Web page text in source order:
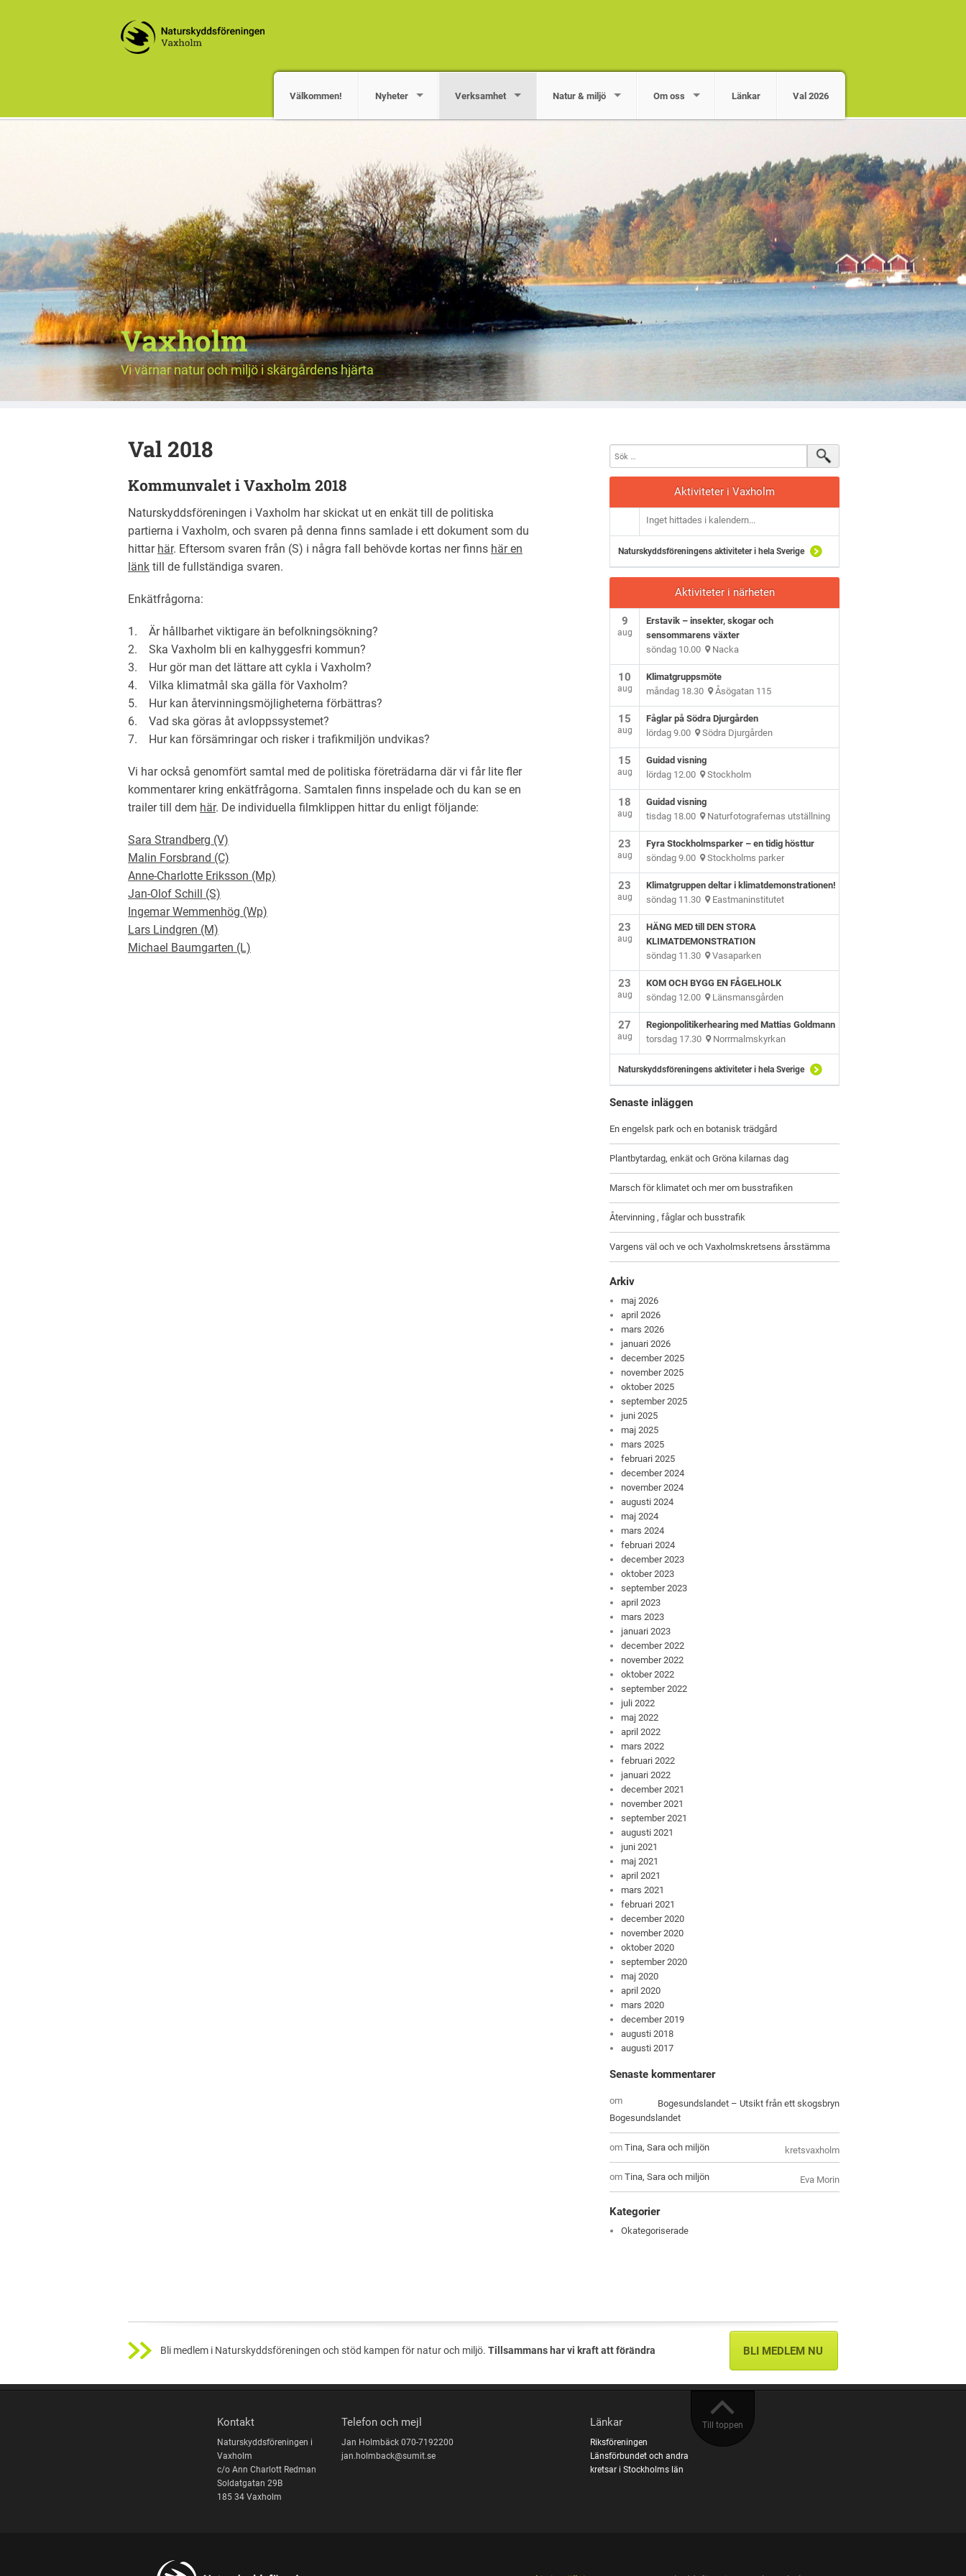
Välkommen! Nyheter Verksamhet Natur & miljö Om oss Länkar Val 2026
Vaxholm
Vi värnar natur och miljö i skärgårdens hjärta
Val 2018
Kommunvalet i Vaxholm 2018
Naturskyddsföreningen i Vaxholm har skickat ut en enkät till de politiska
partierna i Vaxholm, och svaren på denna finns samlade i ett dokument som du
hittar här. Eftersom svaren från (S) i några fall behövde kortas ner finns här en
länk till de fullständiga svaren.
Enkätfrågorna:
1. Är hållbarhet viktigare än befolkningsökning?
2. Ska Vaxholm bli en kalhyggesfri kommun?
3. Hur gör man det lättare att cykla i Vaxholm?
4. Vilka klimatmål ska gälla för Vaxholm?
5. Hur kan återvinningsmöjligheterna förbättras?
6. Vad ska göras åt avloppssystemet?
7. Hur kan försämringar och risker i trafikmiljön undvikas?
Vi har också genomfört samtal med de politiska företrädarna där vi får lite fler
kommentarer kring enkätfrågorna. Samtalen finns inspelade och du kan se en
trailer till dem här. De individuella filmklippen hittar du enligt följande:
Sara Strandberg (V)
Malin Forsbrand (C)
Anne-Charlotte Eriksson (Mp)
Jan-Olof Schill (S)
Ingemar Wemmenhög (Wp)
Lars Lindgren (M)
Michael Baumgarten (L)
Aktiviteter i Vaxholm
Inget hittades i kalendern...
Naturskyddsföreningens aktiviteter i hela Sverige
Aktiviteter i närheten
9
aug
Erstavik – insekter, skogar och
sensommarens växter
söndag 10.00 Nacka
10
aug
Klimatgruppsmöte
måndag 18.30 Åsögatan 115
15
aug
Fåglar på Södra Djurgården
lördag 9.00 Södra Djurgården
15
aug
Guidad visning
lördag 12.00 Stockholm
18
aug
Guidad visning
tisdag 18.00 Naturfotografernas utställning
23
aug
Fyra Stockholmsparker – en tidig hösttur
söndag 9.00 Stockholms parker
23
aug
Klimatgruppen deltar i klimatdemonstrationen!
söndag 11.30 Eastmaninstitutet
23
aug
HÄNG MED till DEN STORA
KLIMATDEMONSTRATION
söndag 11.30 Vasaparken
23
aug
KOM OCH BYGG EN FÅGELHOLK
söndag 12.00 Länsmansgården
27
aug
Regionpolitikerhearing med Mattias Goldmann
torsdag 17.30 Norrmalmskyrkan
Naturskyddsföreningens aktiviteter i hela Sverige
Senaste inläggen
En engelsk park och en botanisk trädgård
Plantbytardag, enkät och Gröna kilarnas dag
Marsch för klimatet och mer om busstrafiken
Återvinning , fåglar och busstrafik
Vargens väl och ve och Vaxholmskretsens årsstämma
Arkiv
maj 2026
april 2026
mars 2026
januari 2026
december 2025
november 2025
oktober 2025
september 2025
juni 2025
maj 2025
mars 2025
februari 2025
december 2024
november 2024
augusti 2024
maj 2024
mars 2024
februari 2024
december 2023
oktober 2023
september 2023
april 2023
mars 2023
januari 2023
december 2022
november 2022
oktober 2022
september 2022
juli 2022
maj 2022
april 2022
mars 2022
februari 2022
januari 2022
december 2021
november 2021
september 2021
augusti 2021
juni 2021
maj 2021
april 2021
mars 2021
februari 2021
december 2020
november 2020
oktober 2020
september 2020
maj 2020
april 2020
mars 2020
december 2019
augusti 2018
augusti 2017
Senaste kommentarer
Bogesundslandet – Utsikt från ett skogsbryn
om
Bogesundslandet
kretsvaxholm
omTina, Sara och miljön
Eva Morin
omTina, Sara och miljön
Kategorier
Okategoriserade
Bli medlem i Naturskyddsföreningen och stöd kampen för natur och miljö. Tillsammans har vi kraft att förändra BLI MEDLEM NU
Till toppen
Kontakt
Naturskyddsföreningen i
Vaxholm
c/o Ann Charlott Redman
Soldatgatan 29B
185 34 Vaxholm
Telefon och mejl
Jan Holmbäck 070-7192200
jan.holmback@sumit.se
Länkar
Riksföreningen
Länsförbundet och andra
kretsar i Stockholms län